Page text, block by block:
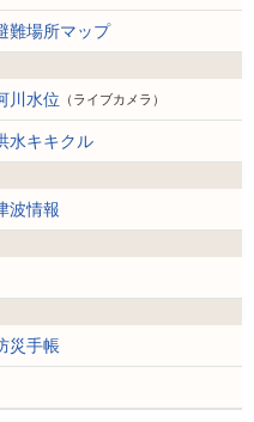
難場所マップ
川水位 （ライブカメラ）
水キキクル
波情報
災手帳